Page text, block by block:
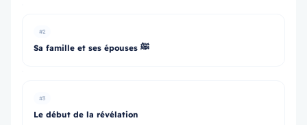
#2
Sa famille et ses épouses ﷺ
#3
Le début de la révélation